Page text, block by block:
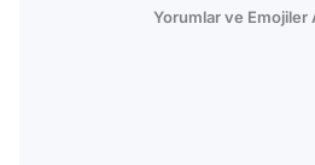
Yorumlar ve Emojiler